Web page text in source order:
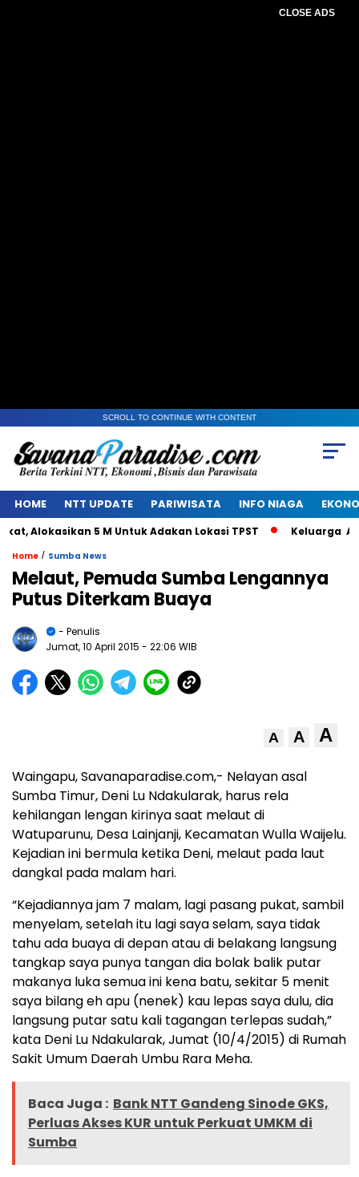
CLOSE ADS
SCROLL TO CONTINUE WITH CONTENT
HOME NTT UPDATE PARIWISATA INFO NIAGA
Alokasikan 5 M Untuk Adakan Lokasi TPST Keluarga Alm
Home / Sumba News
Melaut, Pemuda Sumba Lengannya
Putus Diterkam Buaya
- Penulis
Jumat, 10 April 2015 - 22:06 WIB
A A A
Waingapu, Savanaparadise.com,- Nelayan asal
Sumba Timur, Deni Lu Ndakularak, harus rela
kehilangan lengan kirinya saat melaut di
Watuparunu, Desa Lainjanji, Kecamatan Wulla Waijelu.
Kejadian ini bermula ketika Deni, melaut pada laut
dangkal pada malam hari.
“Kejadiannya jam 7 malam, lagi pasang pukat, sambil
menyelam, setelah itu lagi saya selam, saya tidak
tahu ada buaya di depan atau di belakang langsung
tangkap saya punya tangan dia bolak balik putar
makanya luka semua ini kena batu, sekitar 5 menit
saya bilang eh apu (nenek) kau lepas saya dulu, dia
langsung putar satu kali tagangan terlepas sudah,”
kata Deni Lu Ndakularak, Jumat (10/4/2015) di Rumah
Sakit Umum Daerah Umbu Rara Meha.
Baca Juga : Bank NTT Gandeng Sinode GKS,
Perluas Akses KUR untuk Perkuat UMKM di
Sumba